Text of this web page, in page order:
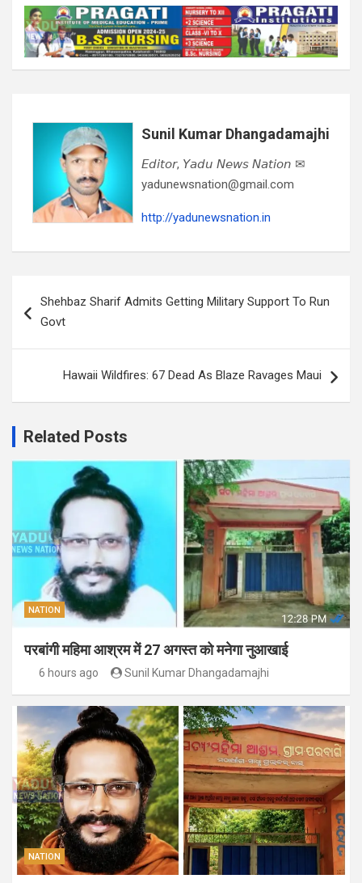
Sunil Kumar Dhangadamajhi
𝘌𝘥𝘪𝘵𝘰𝘳, 𝘠𝘢𝘥𝘶 𝘕𝘦𝘸𝘴 𝘕𝘢𝘵𝘪𝘰𝘯 ✉
yadunewsnation@gmail.com
http://yadunewsnation.in
navigation
Shehbaz Sharif Admits Getting Military Support To Run
Govt
Hawaii Wildfires: 67 Dead As Blaze Ravages Maui
Related Posts
NATION
परबांगी महिमा आश्रम में 27 अगस्त को मनेगा नुआखाई
6 hours ago Sunil Kumar Dhangadamajhi
NATION